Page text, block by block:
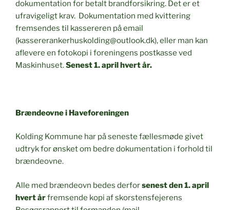
dokumentation for betalt brandforsikring. Det er et
ufravigeligt krav. Dokumentation med kvittering
fremsendes til kassereren på email
(kassererankerhuskolding@outlook.dk), eller man kan
aflevere en fotokopi i foreningens postkasse ved
Maskinhuset.Senest 1. april hvert år.
Brændeovne i Haveforeningen
Kolding Kommune har på seneste fællesmøde givet
udtryk for ønsket om bedre dokumentation i forhold til
brændeovne.
Alle med brændeovn bedes derforsenest den 1. april
hvert årfremsende kopi af skorstensfejerens